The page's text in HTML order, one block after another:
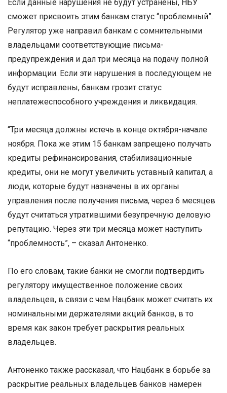
Если данные нарушения не будут устранены, НБУ
сможет присвоить этим банкам статус “проблемный”.
Регулятор уже направил банкам с сомнительными
владельцами соответствующие письма-
предупреждения и дал три месяца на подачу полной
информации. Если эти нарушения в последующем не
будут исправлены, банкам грозит статус
неплатежеспособного учреждения и ликвидация.
“Три месяца должны истечь в конце октября-начале
ноября. Пока же этим 15 банкам запрещено получать
кредиты рефинансирования, стабилизационные
кредиты, они не могут увеличить уставный капитал, а
люди, которые будут назначены в их органы
управления после получения письма, через 6 месяцев
будут считаться утратившими безупречную деловую
репутацию. Через эти три месяца может наступить
“проблемность”, – сказал Антоненко.
По его словам, такие банки не смогли подтвердить
регулятору имущественное положение своих
владельцев, в связи с чем Нацбанк может считать их
номинальными держателями акций банков, в то
время как закон требует раскрытия реальных
владельцев.
Антоненко также рассказал, что Нацбанк в борьбе за
раскрытие реальных владельцев банков намерен